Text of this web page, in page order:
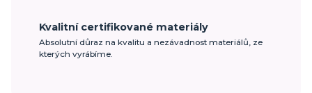
Kvalitní certifikované materiály
Absolutní důraz na kvalitu a nezávadnost materiálů, ze
kterých vyrábíme.